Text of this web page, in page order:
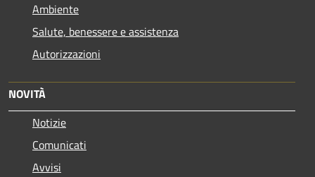
Ambiente
Salute, benessere e assistenza
Autorizzazioni
NOVITÀ
Notizie
Comunicati
Avvisi